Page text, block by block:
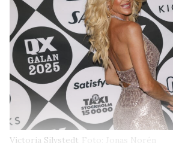
Victoria Silvstedt Foto: Jonas Norén